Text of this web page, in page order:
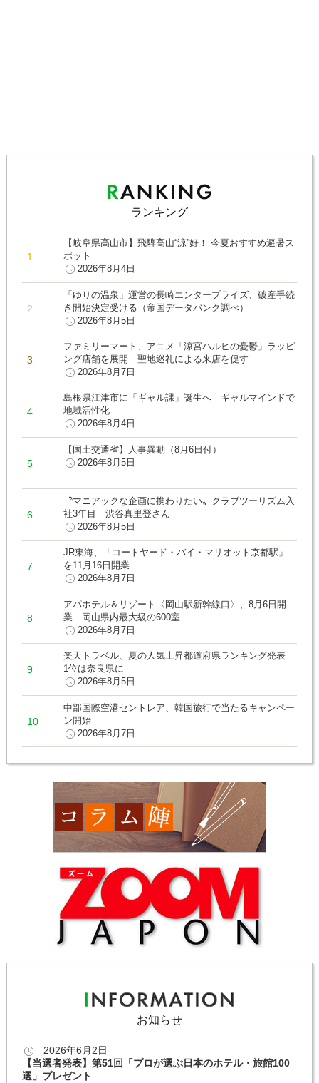
ランキング
【岐阜県高山市】飛騨高山“涼”好！ 今夏おすすめ避暑ス
ポット
2026年8月4日
「ゆりの温泉」運営の長崎エンタープライズ、破産手続
き開始決定受ける（帝国データバンク調べ）
2026年8月5日
ファミリーマート、アニメ「涼宮ハルヒの憂鬱」ラッピ
ング店舗を展開 聖地巡礼による来店を促す
2026年8月7日
島根県江津市に「ギャル課」誕生へ ギャルマインドで
地域活性化
2026年8月4日
【国土交通省】人事異動（8月6日付）
2026年8月5日
〝マニアックな企画に携わりたい〟クラブツーリズム入
社3年目 渋谷真里登さん
2026年8月5日
JR東海、「コートヤード・バイ・マリオット京都駅」
を11月16日開業
2026年8月7日
アパホテル＆リゾート〈岡山駅新幹線口〉、8月6日開
業 岡山県内最大級の600室
2026年8月7日
楽天トラベル、夏の人気上昇都道府県ランキング発表
1位は奈良県に
2026年8月5日
中部国際空港セントレア、韓国旅行で当たるキャンペー
ン開始
2026年8月7日
お知らせ
2026年6月2日
【当選者発表】第51回「プロが選ぶ日本のホテル・旅館100
選」プレゼント